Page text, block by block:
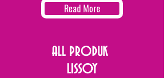
Read More
ALL PRODUK
LISSOY